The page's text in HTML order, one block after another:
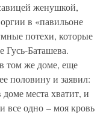
женушкой,
в «павильоне
потехи, которые
Гусь-Баташева.
том же доме, еще
половину и заявил:
места хватит, и
все одно – моя кровь